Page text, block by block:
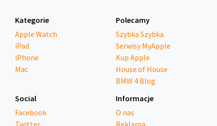
Kategorie
Apple Watch
iPad
iPhone
Mac
Polecamy
Szybka Szybka
Serwisy MyApple
Kup Apple
House of House
BMW 4 Blog
Social
Facebook
Twitter
Informacje
O nas
Reklama